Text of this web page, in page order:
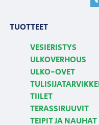
TUOTTEET
VESIERISTYS
ULKOVERHOUS
ULKO-OVET
TIILET
TERASSIRUUVIT
TEIPIT JA NAUHAT